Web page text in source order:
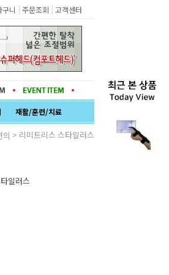
구니 | 주문조회 | 고객센터
재활/훈련/치료
의 > 리미트리스 스타일러스
일러스